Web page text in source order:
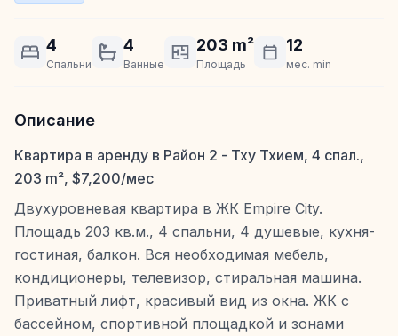
4
Спальни
4
Ванные
203 m²
Площадь
12
мес. min
Описание
Квартира в аренду в Район 2 - Тху Тхием, 4 спал.,
203 m², $7,200/мес
Двухуровневая квартира в ЖК Empire City.
Площадь 203 кв.м., 4 спальни, 4 душевые, кухня-
гостиная, балкон. Вся необходимая мебель,
кондиционеры, телевизор, стиральная машина.
Приватный лифт, красивый вид из окна. ЖК с
бассейном, спортивной площадкой и зонами